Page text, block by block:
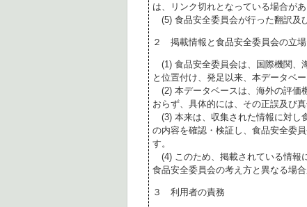
は、リンク切れとなっている場合があ
(5) 食品安全委員会が行った翻訳及
２ 掲載情報と食品安全委員会の立
(1) 食品安全委員会は、国際機関、
と位置付け、発足以来、本データベ
(2) 本データベースは、海外の評価
おらず、具体的には、その正誤及び
(3) 本来は、収集された情報に対し
の内容を確認・検証し、食品安全委
す。
(4) このため、掲載されている情報
食品安全委員会の考え方と異なる場合
３ 利用者の責務